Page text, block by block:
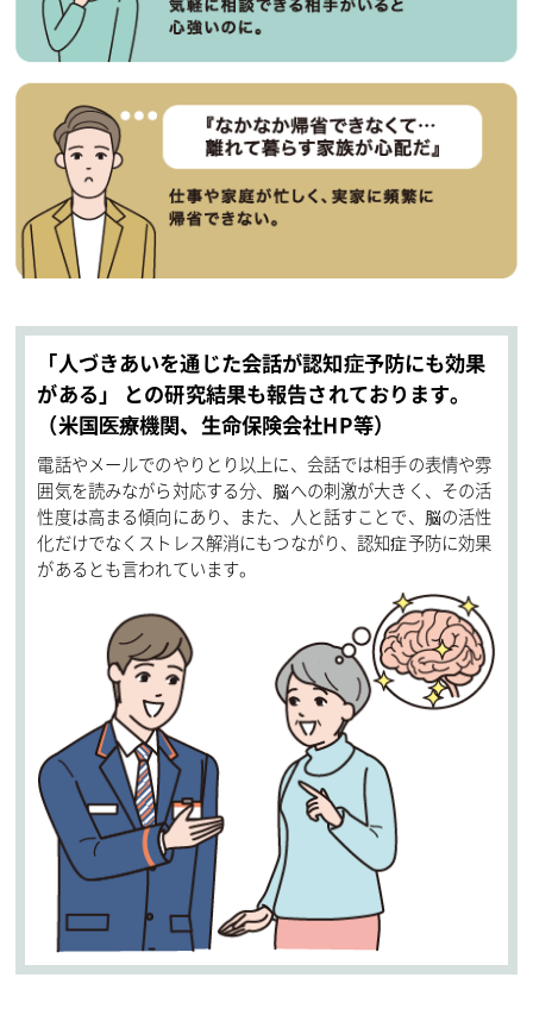
「人づきあいを通じた会話が認知症予防にも効果
がある」
との研究結果も報告されております。
（米国医療機関、生命保険会社HP等）
電話やメールでのやりとり以上に、会話では相手の表情や雰
囲気を読みながら対応する分、脳への刺激が大きく、その活
性度は高まる傾向にあり、また、人と話すことで、脳の活性
化だけでなくストレス解消にもつながり、認知症予防に効果
があるとも言われています。